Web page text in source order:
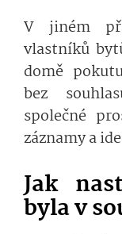
V jiném
vlastníků
domě
bez
společné
záznamy a
Jak
byla v